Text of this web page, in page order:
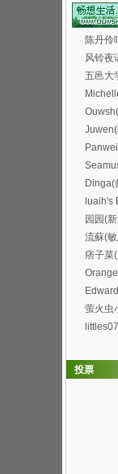
陈丹伶
风铃夜
五邑大
Dinga(
luaih's
园园(
流蘇(
痞子菜
萤火虫
投票